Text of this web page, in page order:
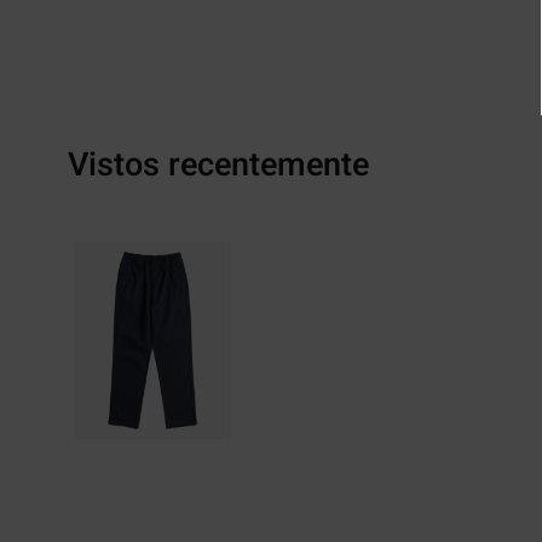
Vistos recentemente